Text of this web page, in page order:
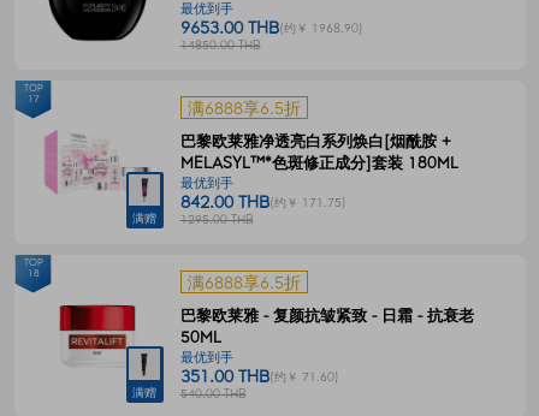
最优到手
9653.00 THB(约￥ 1968.90)
14850.00 THB
满赠
满6888享6.5折
巴黎欧莱雅净透亮白系列焕白[烟酰胺 +
MELASYL™*色斑修正成分]套装 180ML
最优到手
842.00 THB(约￥ 171.75)
1295.00 THB
TOP
17
满赠
满6888享6.5折
巴黎欧莱雅 - 复颜抗皱紧致 - 日霜 - 抗衰老
50ML
最优到手
351.00 THB(约￥ 71.60)
540.00 THB
TOP
18